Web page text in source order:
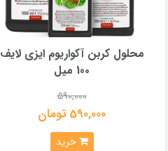
محلول کربن آکواریوم ایزی لایف
10۰ میل
590,000
590,000 تومان
خرید